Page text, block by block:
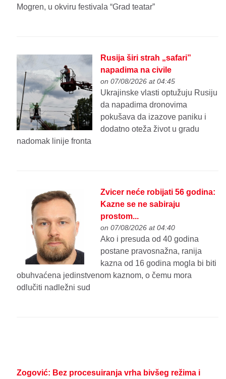
Mogren, u okviru festivala “Grad teatar”
Rusija širi strah „safari”
napadima na civile
on 07/08/2026 at 04:45
Ukrajinske vlasti optužuju Rusiju
da napadima dronovima
pokušava da izazove paniku i
dodatno oteža život u gradu
nadomak linije fronta
Zvicer neće robijati 56 godina:
Kazne se ne sabiraju
prostom...
on 07/08/2026 at 04:40
Ako i presuda od 40 godina
postane pravosnažna, ranija
kazna od 16 godina mogla bi biti
obuhvaćena jedinstvenom kaznom, o čemu mora
odlučiti nadležni sud
Zogović: Bez procesuiranja vrha bivšeg režima i